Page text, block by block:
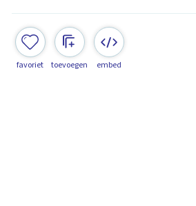
favoriet toevoegen embed